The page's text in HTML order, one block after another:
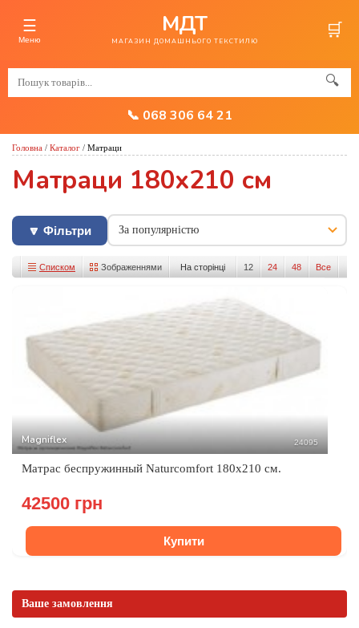
☰
Меню
МДТ
МАГАЗИН ДОМАШНЬОГО ТЕКСТИЛЮ 🛒
🔍
📞 068 306 64 21
Головна / Каталог / Матраци
Матраци 180x210 см
🔽 Фільтри
На сторінці 12 24 48 Все
Списком Зображеннями
Magniflex 24095
Матрас беспружинный Naturcomfort 180x210 см.
42500 грн
Купити
Ваше замовлення